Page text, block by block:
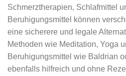
Schmerztherapien, Schlafmittel
Beruhigungsmittel können
eine sicherere und legale
Methoden wie Meditation, Yoga
Beruhigungsmittel wie Baldrian
ebenfalls hilfreich und ohne